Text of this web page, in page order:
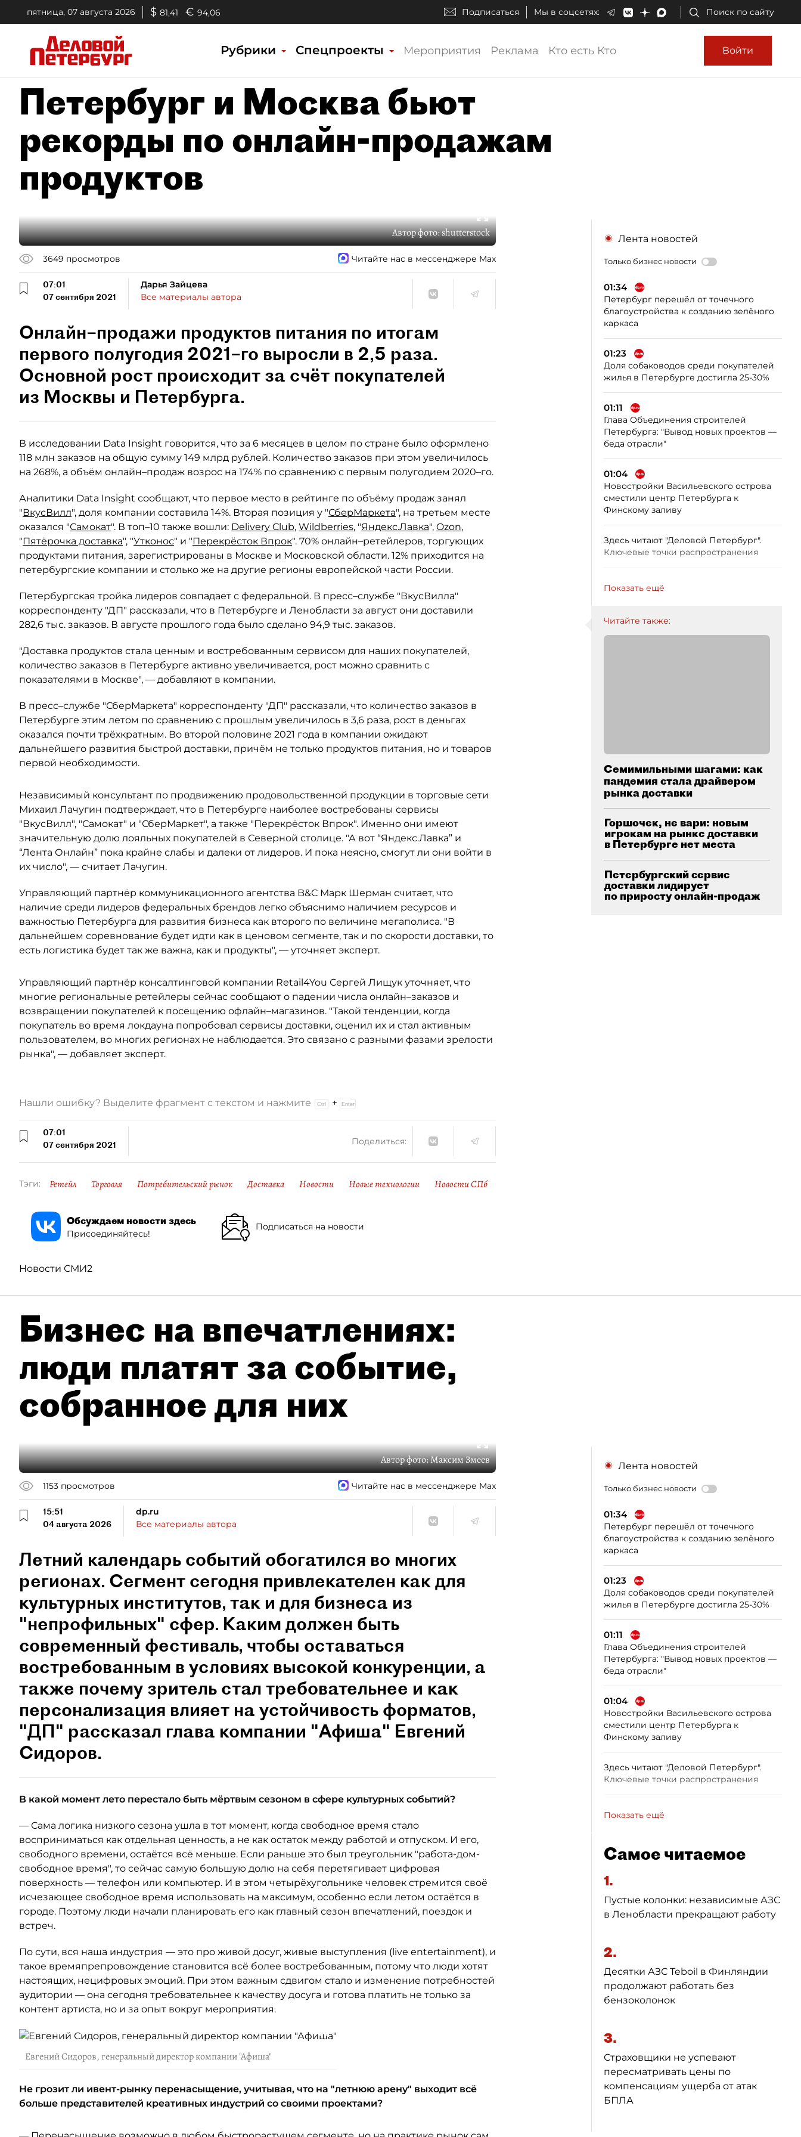
пятница, 07 августа 2026 $ 81,41 € 94,06 Подписаться Мы в соцсетях: Поиск по сайту
Рубрики Спецпроекты Мероприятия Реклама Кто есть Кто Войти
Петербург и Москва бьют
рекорды по онлайн-продажам
продуктов
Автор фото:shutterstock
3649 просмотров Читайте нас в мессенджере Max
07:01
07 сентября 2021
Дарья Зайцева
Все материалы автора
Онлайн–продажи продуктов питания по итогам
первого полугодия 2021–го выросли в 2,5 раза.
Основной рост происходит за счёт покупателей
из Москвы и Петербурга.
В исследовании Data Insight говорится, что за 6 месяцев в целом по стране было оформлено
118 млн заказов на общую сумму 149 млрд рублей. Количество заказов при этом увеличилось
на 268%, а объём онлайн–продаж возрос на 174% по сравнению с первым полугодием 2020–го.
Аналитики Data Insight сообщают, что первое место в рейтинге по объёму продаж занял
"ВкусВилл", доля компании составила 14%. Вторая позиция у "СберМаркета", на третьем месте
оказался "Самокат". В топ–10 также вошли: Delivery Club, Wildberries, "Яндекс.Лавка", Ozon,
"Пятёрочка доставка", "Утконос" и "Перекрёсток Впрок". 70% онлайн–ретейлеров, торгующих
продуктами питания, зарегистрированы в Москве и Московской области. 12% приходится на
петербургские компании и столько же на другие регионы европейской части России.
Петербургская тройка лидеров совпадает с федеральной. В пресс–службе "ВкусВилла"
корреспонденту "ДП" рассказали, что в Петербурге и Ленобласти за август они доставили
282,6 тыс. заказов. В августе прошлого года было сделано 94,9 тыс. заказов.
"Доставка продуктов стала ценным и востребованным сервисом для наших покупателей,
количество заказов в Петербурге активно увеличивается, рост можно сравнить с
показателями в Москве", — добавляют в компании.
В пресс–службе "СберМаркета" корреспонденту "ДП" рассказали, что количество заказов в
Петербурге этим летом по сравнению с прошлым увеличилось в 3,6 раза, рост в деньгах
оказался почти трёхкратным. Во второй половине 2021 года в компании ожидают
дальнейшего развития быстрой доставки, причём не только продуктов питания, но и товаров
первой необходимости.
Независимый консультант по продвижению продовольственной продукции в торговые сети
Михаил Лачугин подтверждает, что в Петербурге наиболее востребованы сервисы
"ВкусВилл", "Самокат" и "СберМаркет", а также "Перекрёсток Впрок". Именно они имеют
значительную долю лояльных покупателей в Северной столице. "А вот “Яндекс.Лавка” и
“Лента Онлайн” пока крайне слабы и далеки от лидеров. И пока неясно, смогут ли они войти в
их число", — считает Лачугин.
Управляющий партнёр коммуникационного агентства B&C Марк Шерман считает, что
наличие среди лидеров федеральных брендов легко объяснимо наличием ресурсов и
важностью Петербурга для развития бизнеса как второго по величине мегаполиса. "В
дальнейшем соревнование будет идти как в ценовом сегменте, так и по скорости доставки, то
есть логистика будет так же важна, как и продукты", — уточняет эксперт.
Управляющий партнёр консалтинговой компании Retail4You Сергей Лищук уточняет, что
многие региональные ретейлеры сейчас сообщают о падении числа онлайн–заказов и
возвращении покупателей к посещению офлайн–магазинов. "Такой тенденции, когда
покупатель во время локдауна попробовал сервисы доставки, оценил их и стал активным
пользователем, во многих регионах не наблюдается. Это связано с разными фазами зрелости
рынка", — добавляет эксперт.
Лента новостей
Только бизнес новости
01:34
Петербург перешёл от точечного
благоустройства к созданию зелёного
каркаса
01:23
Доля собаководов среди покупателей
жилья в Петербурге достигла 25-30%
01:11
Глава Объединения строителей
Петербурга: "Вывод новых проектов —
беда отрасли"
01:04
Новостройки Васильевского острова
сместили центр Петербурга к
Финскому заливу
Здесь читают "Деловой Петербург".
Ключевые точки распространения
Показать ещё
Читайте также:
Семимильными шагами: как
пандемия стала драйвером
рынка доставки
Горшочек, не вари: новым
игрокам на рынке доставки
в Петербурге нет места
Петербургский сервис
доставки лидирует
по приросту онлайн-продаж
Нашли ошибку? Выделите фрагмент с текстом и нажмите +
07:01
07 сентября 2021
Поделиться:
Тэги: Ретейл Торговля Потребительский рынок Доставка Новости Новые технологии Новости СПб
Обсуждаем новости здесь
Присоединяйтесь!
Подписаться на новости
Новости СМИ2
Бизнес на впечатлениях:
люди платят за событие,
собранное для них
Автор фото:Максим Змеев
1153 просмотров Читайте нас в мессенджере Max
15:51
04 августа 2026
dp.ru
Все материалы автора
Летний календарь событий обогатился во многих
регионах. Сегмент сегодня привлекателен как для
культурных институтов, так и для бизнеса из
"непрофильных" сфер. Каким должен быть
современный фестиваль, чтобы оставаться
востребованным в условиях высокой конкуренции, а
также почему зритель стал требовательнее и как
персонализация влияет на устойчивость форматов,
"ДП" рассказал глава компании "Афиша" Евгений
Сидоров.
В какой момент лето перестало быть мёртвым сезоном в сфере культурных событий?
— Сама логика низкого сезона ушла в тот момент, когда свободное время стало
восприниматься как отдельная ценность, а не как остаток между работой и отпуском. И его,
свободного времени, остаётся всё меньше. Если раньше это был треугольник "работа-дом-
свободное время", то сейчас самую большую долю на себя перетягивает цифровая
поверхность — телефон или компьютер. И в этом четырёхугольнике человек стремится своё
исчезающее свободное время использовать на максимум, особенно если летом остаётся в
городе. Поэтому люди начали планировать его как главный сезон впечатлений, поездок и
встреч.
По сути, вся наша индустрия — это про живой досуг, живые выступления (live entertainment), и
такое времяпрепровождение становится всё более востребованным, потому что люди хотят
настоящих, нецифровых эмоций. При этом важным сдвигом стало и изменение потребностей
аудитории — она сегодня требовательнее к качеству досуга и готова платить не только за
контент артиста, но и за опыт вокруг мероприятия.
Евгений Сидоров, генеральный директор компании "Афиша"
Не грозит ли ивент-рынку перенасыщение, учитывая, что на "летнюю арену" выходит всё
больше представителей креативных индустрий со своими проектами?
Лента новостей
Только бизнес новости
01:34
Петербург перешёл от точечного
благоустройства к созданию зелёного
каркаса
01:23
Доля собаководов среди покупателей
жилья в Петербурге достигла 25-30%
01:11
Глава Объединения строителей
Петербурга: "Вывод новых проектов —
беда отрасли"
01:04
Новостройки Васильевского острова
сместили центр Петербурга к
Финскому заливу
Здесь читают "Деловой Петербург".
Ключевые точки распространения
Показать ещё
Самое читаемое
1.
Пустые колонки: независимые АЗС
в Ленобласти прекращают работу
2.
Десятки АЗС Teboil в Финляндии
продолжают работать без
бензоколонок
3.
Страховщики не успевают
пересматривать цены по
компенсациям ущерба от атак
БПЛА